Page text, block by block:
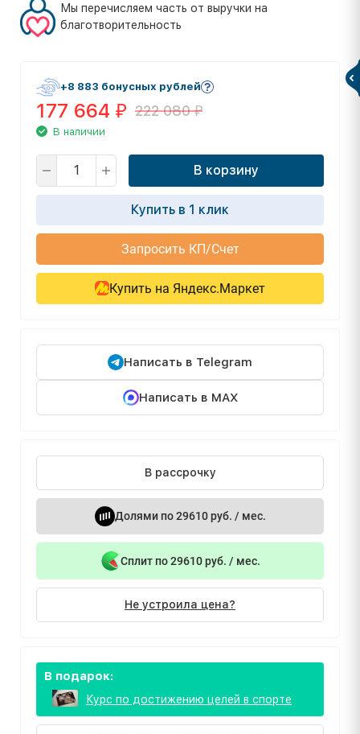
Мы перечисляем часть от выручки на
благотворительность
+8 883 бонусных рублей
177 664 ₽ 222 080₽
В наличии
В корзину
Купить в 1 клик
Запросить КП/Счет
Купить на Яндекс.Маркет
Написать в Telegram
Написать в MAX
В рассрочку
Долями по 29610 руб. / мес.
Сплит по 29610 руб. / мес.
Не устроила цена?
В подарок:
Курс по достижению целей в спорте